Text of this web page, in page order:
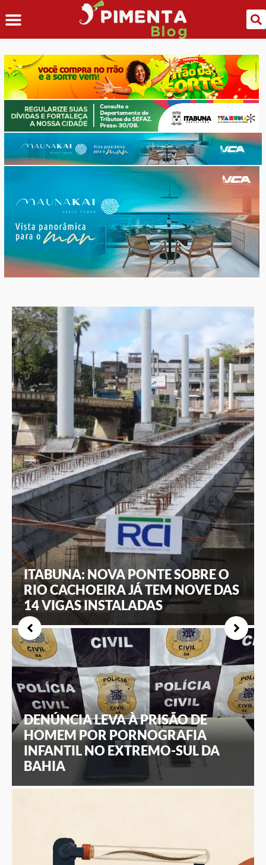
ITABUNA: NOVA PONTE SOBRE O
RIO CACHOEIRA JÁ TEM NOVE DAS
14 VIGAS INSTALADAS
DENÚNCIA LEVA À PRISÃO DE
HOMEM POR PORNOGRAFIA
INFANTIL NO EXTREMO-SUL DA
BAHIA